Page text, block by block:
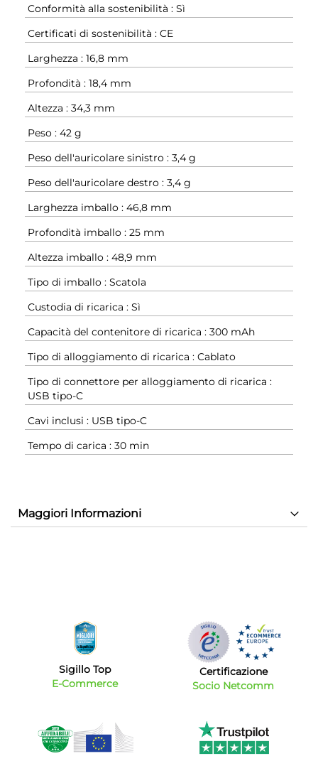
Conformità alla sostenibilità : Sì
Certificati di sostenibilità : CE
Larghezza : 16,8 mm
Profondità : 18,4 mm
Altezza : 34,3 mm
Peso : 42 g
Peso dell'auricolare sinistro : 3,4 g
Peso dell'auricolare destro : 3,4 g
Larghezza imballo : 46,8 mm
Profondità imballo : 25 mm
Altezza imballo : 48,9 mm
Tipo di imballo : Scatola
Custodia di ricarica : Sì
Capacità del contenitore di ricarica : 300 mAh
Tipo di alloggiamento di ricarica : Cablato
Tipo di connettore per alloggiamento di ricarica :
USB tipo-C
Cavi inclusi : USB tipo-C
Tempo di carica : 30 min
Maggiori Informazioni
Sigillo Top
E-Commerce
Certificazione
Socio Netcomm